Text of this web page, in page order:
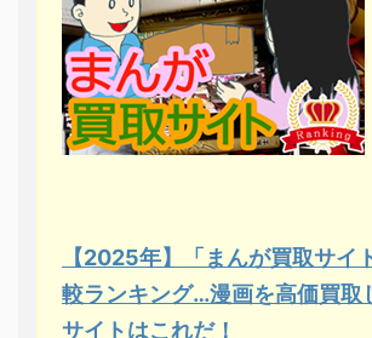
【2025年】「まんが買取サイ
較ランキング…漫画を高価買取
サイトはこれだ！